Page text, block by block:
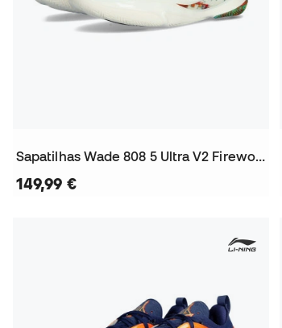
Sapatilhas Wade 808 5 Ultra V2 Fireworks
149,99 €